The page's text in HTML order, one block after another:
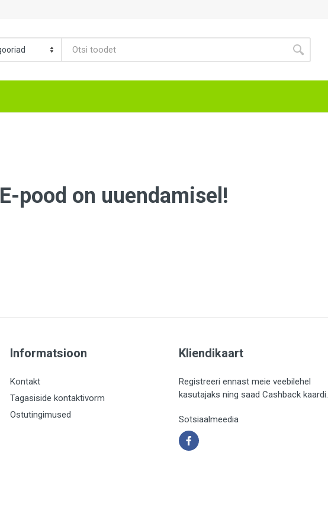
E-pood on uuendamisel!
Informatsioon
Kontakt
Tagasiside kontaktivorm
Ostutingimused
Kliendikaart
Registreeri ennast meie veebilehel
kasutajaks ning saad Cashback kaardi.
Sotsiaalmeedia